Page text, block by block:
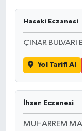
Haseki Eczanesi
ÇINAR
Yol Tarifi Al
İhsan Eczanesi
MUHARREM